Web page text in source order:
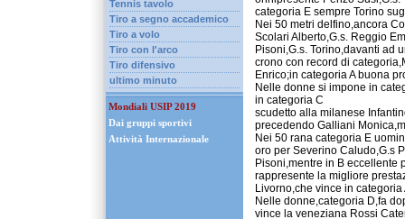
Tennis tavolo
Tiro a segno accademico
Tiro a volo
Tiro con l'arco
Tiro difensivo
ultimo minuto
Mondiali USIP 2019
Dai gruppi sportivi
Attività Internazionale
categoria E sempre Torino
Nei 50 metri delfino,ancora
Scolari Alberto,G.s. Reggio
Pisoni,G.s. Torino,davanti ad
crono con record di
Enrico;in categoria A buona
Nelle donne si impone in
in categoria C
scudetto alla milanese
precedendo Galliani
Nei 50 rana categoria E
oro per Severino Caludo,G.s
Pisoni,mentre in B eccellente
rappresente la migliore
Livorno,che vince in categoria
Nelle donne,categoria D,fa
vince la veneziana Rossi